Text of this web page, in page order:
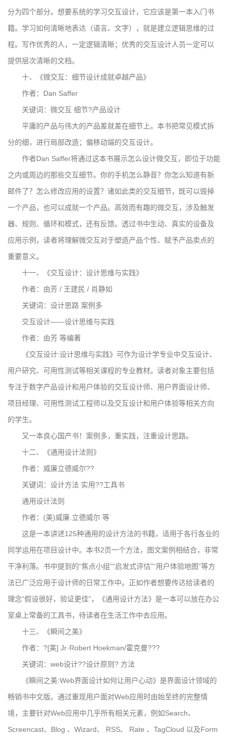
分为四个部分。想要系统的学习交互设计，它应该是第一本入门书
籍。学习如何清晰地表达（语言、文字），就是建立逻辑思维的过
程。写作优秀的人，一定逻辑清晰；优秀的交互设计人员一定可以
提供层次清晰的文档。
十、《微交互：细节设计成就卓越产品》
作者：Dan Saffer
关键词：微交互 细节?产品设计
平庸的产品与伟大的产品差就差在细节上。本书把常见模式拆
分的细，进行局部改造；偏移动端的交互设计。
作者Dan Saffer将通过这本书展示怎么设计微交互，即位于功能
之内或周边的那些交互细节。你的手机怎么静音？你怎么知道有新
邮件了？怎么修改应用的设置？诸如此类的交互细节，既可以毁掉
一个产品，也可以成就一个产品。高效而有趣的微交互，涉及触发
器、规则、循环和模式，还有反馈。透过书中生动、真实的设备及
应用示例，读者将理解微交互对于塑造产品个性、赋予产品卖点的
重要意义。
十一、《交互设计：设计思维与实践》
作者：由芳 / 王建民 / 肖静如
关键词：设计思路 案例多
交互设计——设计思维与实践
作者：由芳 等编著
《交互设计:设计思维与实践》可作为设计学专业中交互设计、
用户研究、可用性测试等相关课程的专业教材。读者对象主要包括
专注于数字产品设计和用户体验的交互设计师、用户界面设计师、
项目经理、可用性测试工程师以及交互设计和用户体验等相关方向
的学生。
又一本良心国产书！案例多，重实践，注重设计思路。
十二、《通用设计法则》
作者：威廉立德威尔??
关键词：设计方法 实用??工具书
通用设计法则
作者：(美)威廉.立德威尔 等
这是一本讲述125种通用的设计方法的书籍，适用于各行各业的
同学运用在项目设计中。本书2页一个方法，图文案例相结合，非常
干净利落。书中提到的“焦点小组”“启发式评估”“用户体验地图”等方
法已广泛应用于设计师的日常工作中。正如作者想要传达给读者的
理念“假设很好，验证更佳”，《通用设计方法》是一本可以放在办公
室桌上常备的工具书，待读者在生活工作中去应用。
十三、《瞬间之美》
作者：?[美] Jr·Robert Hoekman/霍克曼???
关键词：web设计??设计原则? 方法
《瞬间之美:Web界面设计如何让用户心动》是界面设计领域的
畅销书中文版。通过重现用户面对Web应用时由始至终的完整情
境，主要针对Web应用中几乎所有相关元素，例如Search、
Screencast、Blog 、Wizard、 RSS、 Rate 、TagCloud 以及Form